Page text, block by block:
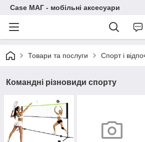
Case МАГ - мобільні аксесуари
Товари та послуги Спорт і
Командні різновиди спорту